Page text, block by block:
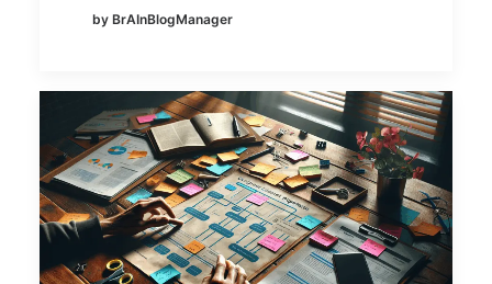
by BrAInBlogManager